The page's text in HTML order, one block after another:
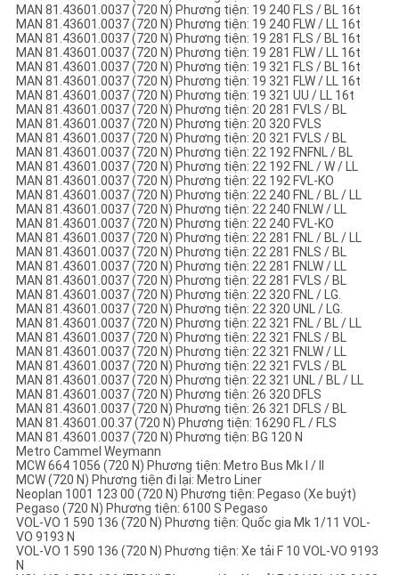
MAN 81.43601.0037 (720 N) Phương tiện: 19 240 FLS / BL 16t
MAN 81.43601.0037 (720 N) Phương tiện: 19 240 FLW / LL 16t
MAN 81.43601.0037 (720 N) Phương tiện: 19 281 FLS / BL 16t
MAN 81.43601.0037 (720 N) Phương tiện: 19 281 FLW / LL 16t
MAN 81.43601.0037 (720 N) Phương tiện: 19 321 FLS / BL 16t
MAN 81.43601.0037 (720 N) Phương tiện: 19 321 FLW / LL 16t
MAN 81.43601.0037 (720 N) Phương tiện: 19 321 UU / LL 16t
MAN 81.43601.0037 (720 N) Phương tiện: 20 281 FVLS / BL
MAN 81.43601.0037 (720 N) Phương tiện: 20 320 FVLS
MAN 81.43601.0037 (720 N) Phương tiện: 20 321 FVLS / BL
MAN 81.43601.0037 (720 N) Phương tiện: 22 192 FNFNL / BL
MAN 81.43601.0037 (720 N) Phương tiện: 22 192 FNL / W / LL
MAN 81.43601.0037 (720 N) Phương tiện: 22 192 FVL-KO
MAN 81.43601.0037 (720 N) Phương tiện: 22 240 FNL / BL / LL
MAN 81.43601.0037 (720 N) Phương tiện: 22 240 FNLW / LL
MAN 81.43601.0037 (720 N) Phương tiện: 22 240 FVL-KO
MAN 81.43601.0037 (720 N) Phương tiện: 22 281 FNL / BL / LL
MAN 81.43601.0037 (720 N) Phương tiện: 22 281 FNLS / BL
MAN 81.43601.0037 (720 N) Phương tiện: 22 281 FNLW / LL
MAN 81.43601.0037 (720 N) Phương tiện: 22 281 FVLS / BL
MAN 81.43601.0037 (720 N) Phương tiện: 22 320 FNL / LG.
MAN 81.43601.0037 (720 N) Phương tiện: 22 320 UNL / LG.
MAN 81.43601.0037 (720 N) Phương tiện: 22 321 FNL / BL / LL
MAN 81.43601.0037 (720 N) Phương tiện: 22 321 FNLS / BL
MAN 81.43601.0037 (720 N) Phương tiện: 22 321 FNLW / LL
MAN 81.43601.0037 (720 N) Phương tiện: 22 321 FVLS / BL
MAN 81.43601.0037 (720 N) Phương tiện: 22 321 UNL / BL / LL
MAN 81.43601.0037 (720 N) Phương tiện: 26 320 DFLS
MAN 81.43601.0037 (720 N) Phương tiện: 26 321 DFLS / BL
MAN 81.43601.00.37 (720 N) Phương tiện: 16290 FL / FLS
MAN 81.43601.0037 (720 N) Phương tiện: BG 120 N
Metro Cammel Weymann
MCW 664 1056 (720 N) Phương tiện: Metro Bus Mk I / II
MCW (720 N) Phương tiện đi lại: Metro Liner
Neoplan 1001 123 00 (720 N) Phương tiện: Pegaso (Xe buýt)
Pegaso (720 N) Phương tiện: 6100 S Pegaso
VOL-VO 1 590 136 (720 N) Phương tiện: Quốc gia Mk 1/11 VOL-
VO 9193 N
VOL-VO 1 590 136 (720 N) Phương tiện: Xe tải F 10 VOL-VO 9193
N